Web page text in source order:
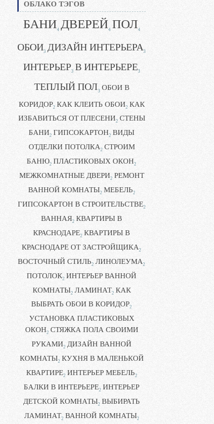
ОБЛАКО ТЭГОВ
БАНИ4 ДВЕРЕЙ4 ПОЛ4
ОБОИ3 ДИЗАЙН ИНТЕРЬЕРА3
ИНТЕРЬЕР3 В ИНТЕРЬЕРЕ3
ТЕПЛЫЙ ПОЛ3 ОБОИ В
КОРИДОР2 КАК КЛЕИТЬ ОБОИ2 КАК
ИЗБАВИТЬСЯ ОТ ПЛЕСЕНИ2 СТЕНЫ
БАНИ2 ГИПСОКАРТОН2 ВИДЫ
ОТДЕЛКИ ПОТОЛКА2 СТРОИМ
БАНЮ2 ПЛАСТИКОВЫХ ОКОН2
МЕЖКОМНАТНЫЕ ДВЕРИ2 РЕМОНТ
ВАННОЙ КОМНАТЫ2 МЕБЕЛЬ2
ГИПСОКАРТОН В СТРОИТЕЛЬСТВЕ2
ВАННАЯ2 КВАРТИРЫ В
КРАСНОДАРЕ2 КВАРТИРЫ В
КРАСНОДАРЕ ОТ ЗАСТРОЙЩИКА2
ВОСТОЧНЫЙ СТИЛЬ2 ЛИНОЛЕУМА2
ПОТОЛОК2 ИНТЕРЬЕР ВАННОЙ
КОМНАТЫ2 ЛАМИНАТ2 КАК
ВЫБРАТЬ ОБОИ В КОРИДОР2
УСТАНОВКА ПЛАСТИКОВЫХ
ОКОН2 СТЯЖКА ПОЛА СВОИМИ
РУКАМИ2 ДИЗАЙН ВАННОЙ
КОМНАТЫ2 КУХНЯ В МАЛЕНЬКОЙ
КВАРТИРЕ2 ИНТЕРЬЕР МЕБЕЛЬ2
БАЛКИ В ИНТЕРЬЕРЕ2 ИНТЕРЬЕР
ДЕТСКОЙ КОМНАТЫ2 ВЫБИРАТЬ
ЛАМИНАТ2 ВАННОЙ КОМНАТЫ2